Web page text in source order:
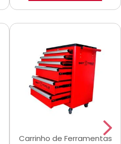
Carrinho de Ferramentas